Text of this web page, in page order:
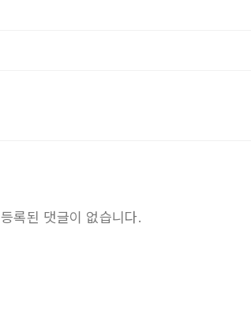
등록된 댓글이 없습니다.